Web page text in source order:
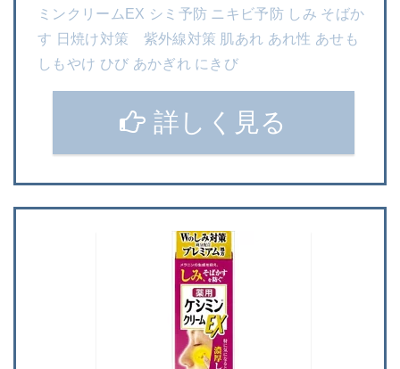
ミンクリームEX シミ予防 ニキビ予防 しみ そばか
す 日焼け対策 紫外線対策 肌あれ あれ性 あせも
しもやけ ひび あかぎれ にきび
詳しく見る